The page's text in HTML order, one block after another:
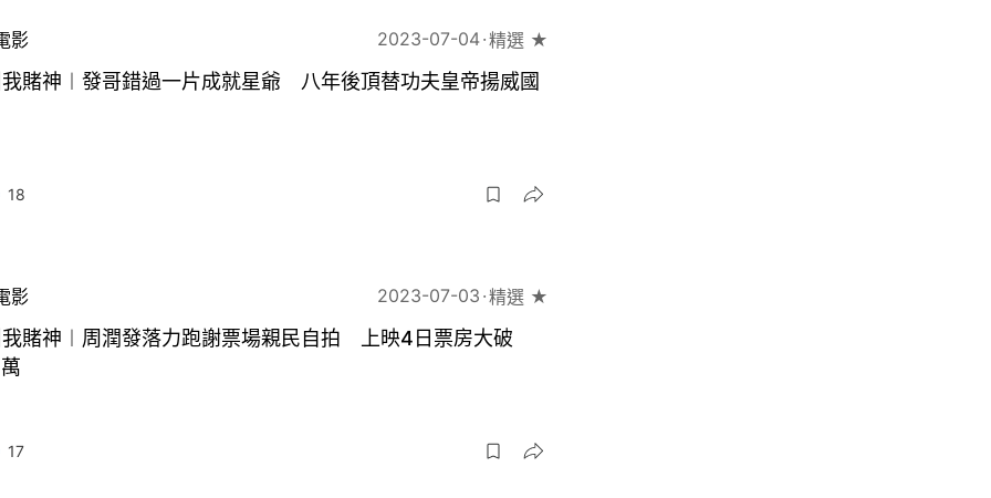
影 2023-07-04 精選 ★
賭神︱發哥錯過一片成就星爺 八年後頂替功夫皇帝揚威國
18
影 2023-07-03 精選 ★
賭神︱周潤發落力跑謝票場親民自拍 上映4日票房大破
17